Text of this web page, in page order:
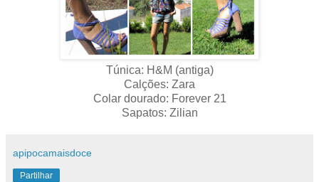
Túnica: H&M (antiga)
Calções: Zara
Colar dourado: Forever 21
Sapatos: Zilian
apipocamaisdoce
Partilhar